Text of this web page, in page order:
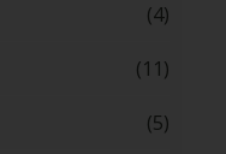
(4)
(11)
(5)